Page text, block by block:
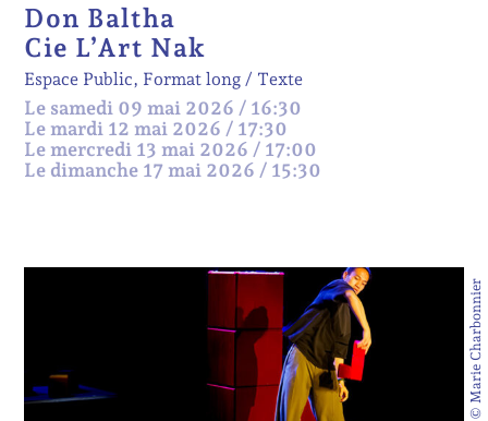
Don Baltha
Cie L’Art Nak
Espace Public, Format long Texte
Le samedi 09 mai 2026 / 16:30
Le mardi 12 mai 2026 / 17:30
Le mercredi 13 mai 2026 / 17:00
Le dimanche 17 mai 2026 / 15:30
© Marie Charbonnier